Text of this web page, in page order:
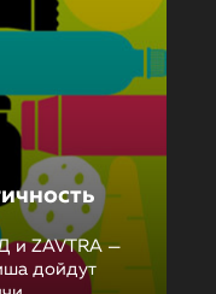
и ZAVTRA —
дойдут